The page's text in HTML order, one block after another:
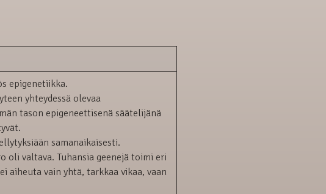
epigenetiikka.
yhteydessä olevaa
tason epigeneettisenä säätelijänä
samanaikaisesti.
valtava. Tuhansia geenejä toimi eri
vain yhtä, tarkkaa vikaa, vaan